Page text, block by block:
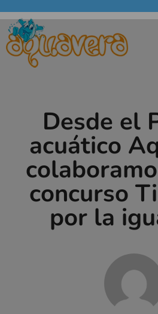
Desde el
acuático
concurso
por la